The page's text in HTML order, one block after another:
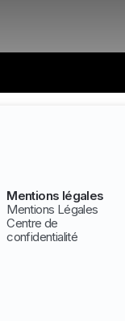
Mentions légales
Mentions Légales
Centre de
confidentialité